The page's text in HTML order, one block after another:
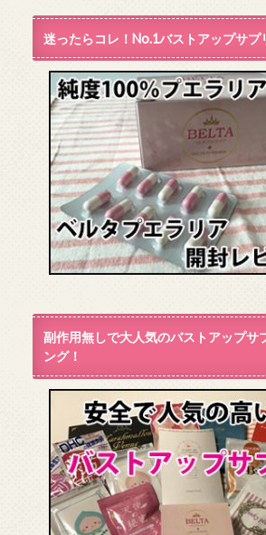
迷ったらコレ！No.1バストアップサプ
副作用無しで大人気のバストアップサ
ング！